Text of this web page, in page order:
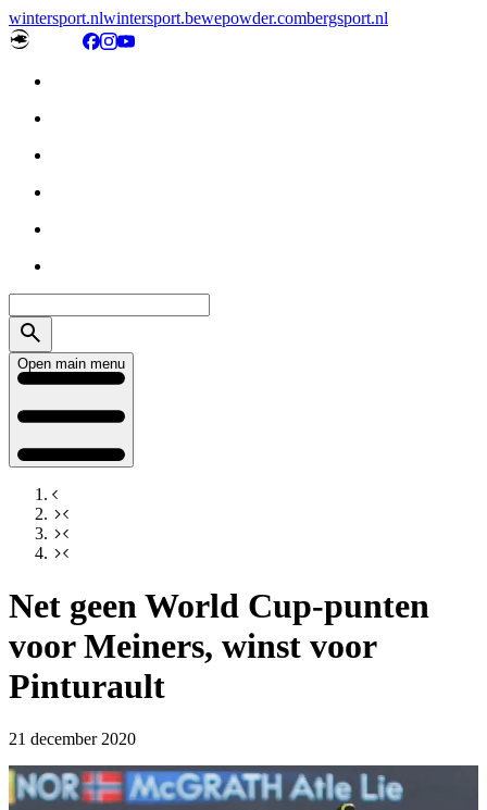
wintersport.nlwintersport.bewepowder.combergsport.nl
Open main menu
Net geen World Cup-punten
voor Meiners, winst voor
Pinturault
21 december 2020